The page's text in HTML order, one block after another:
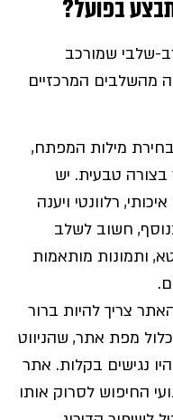
בפועל?
שלבי שמורכב
מהשלבים המרכזיים
מילות המפתח,
טבעית. יש
רלוונטי ויענה
חשוב לשלב
ותמונות מותאמות
צריך להיות ברור
מפת אתר, שהניווט
נגישים בקלות. אתר
החיפוש לסרוק אותו